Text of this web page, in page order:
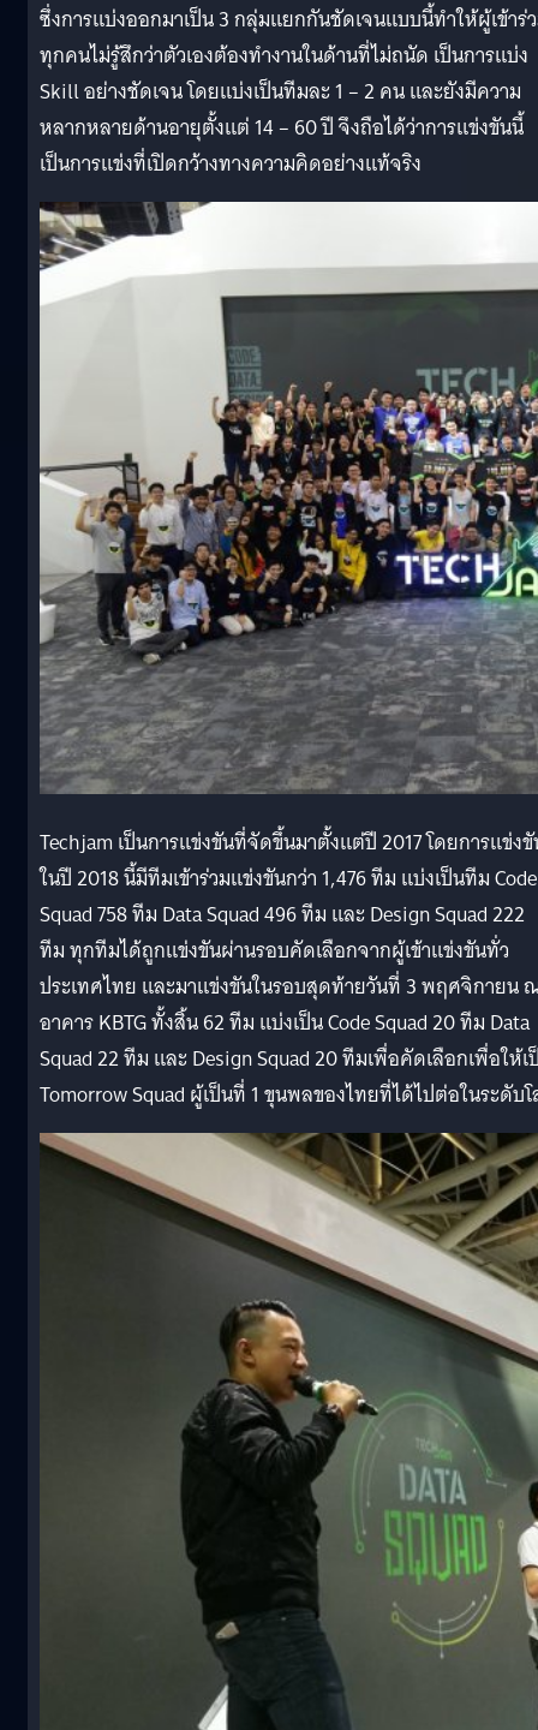
ซึ่งการแบ่งออกมาเป็น 3 กลุ่มแยกกันชัดเจนแบบนี้ทำให้ผู้เข้าร่
ทุกคนไม่รู้สึกว่าตัวเองต้องทำงานในด้านที่ไม่ถนัด เป็นการแบ่ง
Skill อย่างชัดเจน โดยแบ่งเป็นทีมละ 1 – 2 คน และยังมีความ
หลากหลายด้านอายุตั้งแต่ 14 – 60 ปี จึงถือได้ว่าการแข่งขันนี้
เป็นการแข่งที่เปิดกว้างทางความคิดอย่างแท้จริง
Techjam เป็นการแข่งขันที่จัดขึ้นมาตั้งแต่ปี 2017 โดยการแข่ง
ในปี 2018 นี้มีทีมเข้าร่วมแข่งขันกว่า 1,476 ทีม แบ่งเป็นทีม Code
Squad 758 ทีม Data Squad 496 ทีม และ Design Squad 222
ทีม ทุกทีมได้ถูกแข่งขันผ่านรอบคัดเลือกจากผู้เข้าแข่งขันทั่ว
ประเทศไทย และมาแข่งขันในรอบสุดท้ายวันที่ 3 พฤศจิกายน
อาคาร KBTG ทั้งสิ้น 62 ทีม แบ่งเป็น Code Squad 20 ทีม Data
Squad 22 ทีม และ Design Squad 20 ทีมเพื่อคัดเลือกเพื่อให้เ
Tomorrow Squad ผู้เป็นที่ 1 ขุนพลของไทยที่ได้ไปต่อในระดับ